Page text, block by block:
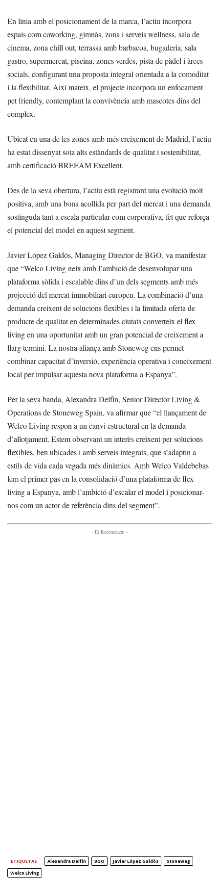
En línia amb el posicionament de la marca, l’actiu incorpora
espais com coworking, gimnàs, zona i serveis wellness, sala de
cinema, zona chill out, terrassa amb barbacoa, bugaderia, sala
gastro, supermercat, piscina, zones verdes, pista de pàdel i àrees
socials, configurant una proposta integral orientada a la comoditat
i la flexibilitat. Així mateix, el projecte incorpora un enfocament
pet friendly, contemplant la convivència amb mascotes dins del
complex.
Ubicat en una de les zones amb més creixement de Madrid, l’actiu
ha estat dissenyat sota alts estàndards de qualitat i sostenibilitat,
amb certificació BREEAM Excellent.
Des de la seva obertura, l’actiu està registrant una evolució molt
positiva, amb una bona acollida per part del mercat i una demanda
sostinguda tant a escala particular com corporativa, fet que reforça
el potencial del model en aquest segment.
Javier López Galdós, Managing Director de BGO, va manifestar
que “Welco Living neix amb l’ambició de desenvolupar una
plataforma sòlida i escalable dins d’un dels segments amb més
projecció del mercat immobiliari europeu. La combinació d’una
demanda creixent de solucions flexibles i la limitada oferta de
producte de qualitat en determinades ciutats converteix el flex
living en una oportunitat amb un gran potencial de creixement a
llarg termini. La nostra aliança amb Stoneweg ens permet
combinar capacitat d’inversió, experiència operativa i coneixement
local per impulsar aquesta nova plataforma a Espanya”.
Per la seva banda, Alexandra Delfín, Senior Director Living &
Operations de Stoneweg Spain, va afirmar que “el llançament de
Welco Living respon a un canvi estructural en la demanda
d’allotjament. Estem observant un interès creixent per solucions
flexibles, ben ubicades i amb serveis integrats, que s’adaptin a
estils de vida cada vegada més dinàmics. Amb Welco Valdebebas
fem el primer pas en la consolidació d’una plataforma de flex
living a Espanya, amb l’ambició d’escalar el model i posicionar-
nos com un actor de referència dins del segment”.
- Et Recomanem -
ETIQUETAS Alexandra Delfín BGO Javier López Galdós
Stoneweg
Welco Living